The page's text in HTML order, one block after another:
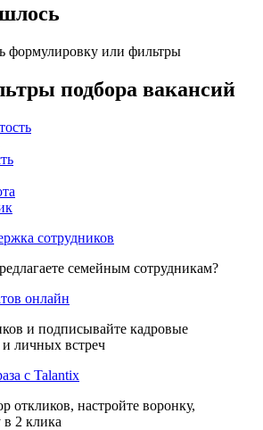
формулировку или фильтры
подбора вакансий
сотрудников
семейным сотрудникам?
онлайн
и подписывайте кадровые
личных встреч
с Talantix
откликов, настройте воронку,
в 2 клика